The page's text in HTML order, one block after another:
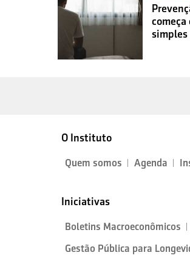
começa
simples
O Instituto
Quem somos Agenda
Iniciativas
Boletins Macroeconômicos
Gestão Pública para